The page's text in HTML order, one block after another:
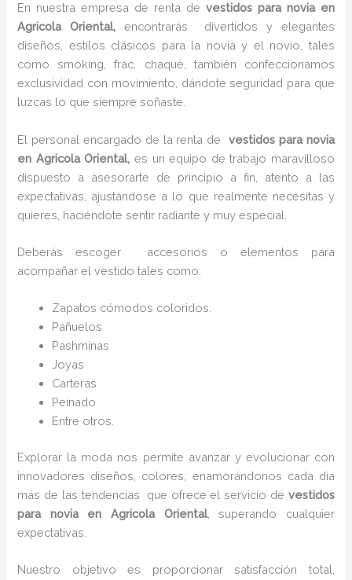
En nuestra empresa de renta de vestidos para novia en
Agricola Oriental, encontrarás
divertidos y elegantes
diseños, estilos clásicos para la novia y el novio, tales
como smoking, frac, chaqué, también confeccionamos
exclusividad con movimiento, dándote seguridad para que
luzcas lo que siempre soñaste.
El personal encargado de la renta de vestidos para novia
en Agricola Oriental, es un equipo de trabajo maravilloso
dispuesto a asesorarte de principio a fin, atento a las
expectativas, ajustándose a lo que realmente necesitas y
quieres, haciéndote sentir radiante y muy especial.
Deberás escoger accesorios o elementos para
acompañar el vestido tales como:
Zapatos cómodos coloridos.
Pañuelos
Pashminas
Joyas
Carteras
Peinado
Entre otros.
Explorar la moda nos permite avanzar y evolucionar con
innovadores diseños, colores, enamorándonos cada día
más de las tendencias que ofrece el servicio de vestidos
para novia en Agricola Oriental, superando cualquier
expectativas.
Nuestro objetivo es proporcionar satisfacción total,